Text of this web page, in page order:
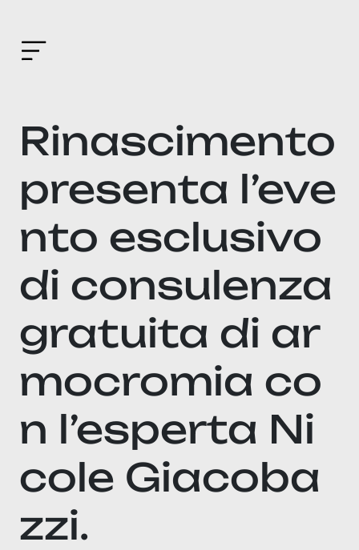
Rinascimento
presenta l’eve
nto esclusivo
di consulenza
gratuita di ar
mocromia co
n l’esperta Ni
cole Giacoba
zzi.